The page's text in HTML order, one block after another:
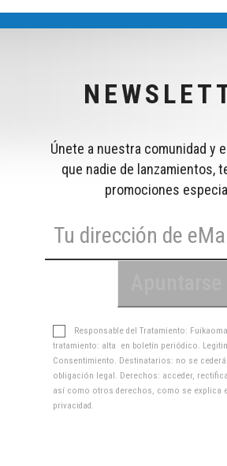
Únete a nuestra comunidad y
que nadie de lanzamientos,
promociones
Responsable del Tratamiento:
tratamiento: alta en boletín periódico.
Consentimiento. Destinatarios: no se
obligación legal. Derechos: acceder,
así como otros derechos, como se explica
privacidad.